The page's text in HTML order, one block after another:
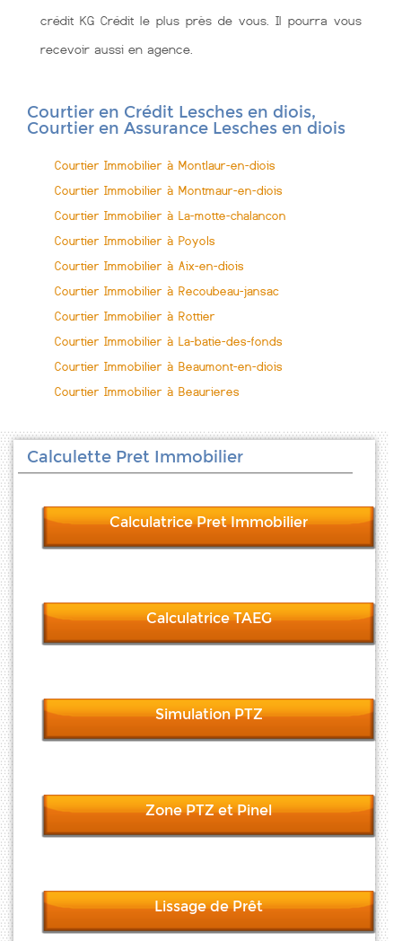
crédit KG Crédit le plus près de vous. Il pourra vous
recevoir aussi en agence.
Courtier en Crédit Lesches en diois,
Courtier en Assurance Lesches en diois
Courtier Immobilier à Montlaur-en-diois
Courtier Immobilier à Montmaur-en-diois
Courtier Immobilier à La-motte-chalancon
Courtier Immobilier à Poyols
Courtier Immobilier à Aix-en-diois
Courtier Immobilier à Recoubeau-jansac
Courtier Immobilier à Rottier
Courtier Immobilier à La-batie-des-fonds
Courtier Immobilier à Beaumont-en-diois
Courtier Immobilier à Beaurieres
Calculette Pret Immobilier
Calculatrice Pret Immobilier
Calculatrice TAEG
Simulation PTZ
Zone PTZ et Pinel
Lissage de Prêt